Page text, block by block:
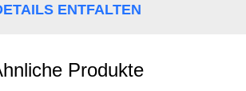
ENTFALTEN
Produkte